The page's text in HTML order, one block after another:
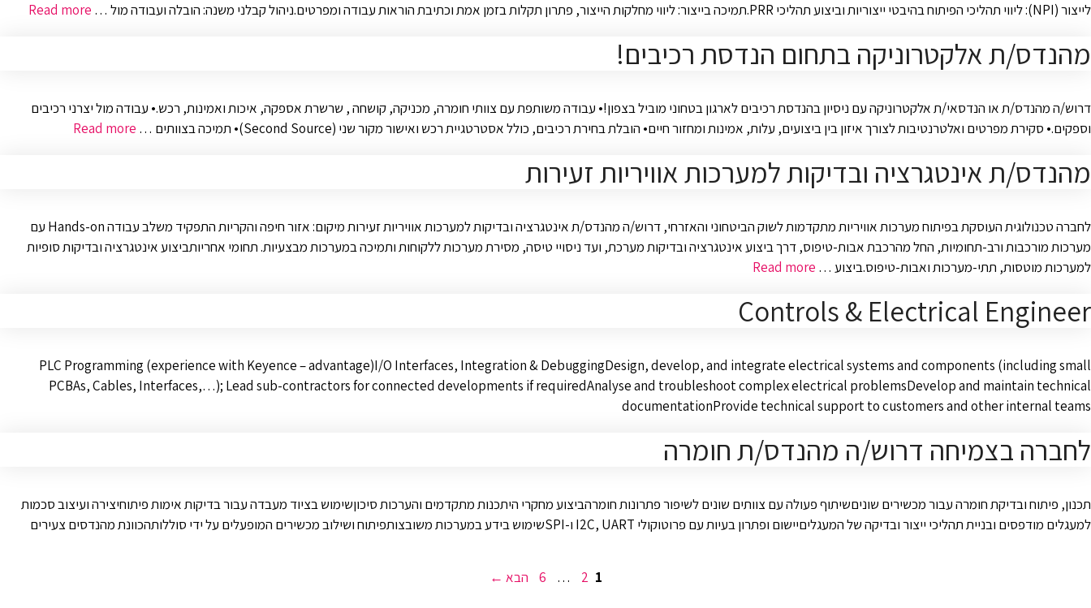
לייצור (NPI): ליווי תהליכי הפיתוח בהיבטי ייצוריות וביצוע תהליכי PRR.תמיכה בייצור: ליווי מחלקות הייצור, פתרון תקלות בזמן אמת וכתיבת הוראות עבודה ומפרטים.ניהול קבלני משנה: הובלה ועבודה מול …
Read more
מהנדס/ת אלקטרוניקה בתחום הנדסת רכיבים!
דרוש/ה מהנדס/ת או הנדסאי/ת אלקטרוניקה עם ניסיון בהנדסת רכיבים לארגון בטחוני מוביל בצפון!• עבודה משותפת עם צוותי חומרה, מכניקה, קושחה , שרשרת אספקה, איכות ואמינות, רכש.• עבודה מול יצרני רכיבים
וספקים.• סקירת מפרטים ואלטרנטיבות לצורך איזון בין ביצועים, עלות, אמינות ומחזור חיים• הובלת בחירת רכיבים, כולל אסטרטגיית רכש ואישור מקור שני (Second Source)• תמיכה בצוותים …
Read more
מהנדס/ת אינטגרציה ובדיקות למערכות אוויריות זעירות
לחברה טכנולוגית העוסקת בפיתוח מערכות אוויריות מתקדמות לשוק הביטחוני והאזרחי, דרוש/ה מהנדס/ת אינטגרציה ובדיקות למערכות אוויריות זעירות מיקום: אזור חיפה והקריות התפקיד משלב עבודה Hands-on עם
מערכות מורכבות ורב-תחומיות, החל מהרכבת אבות-טיפוס, דרך ביצוע אינטגרציה ובדיקות מערכת, ועד ניסויי טיסה, מסירת מערכות ללקוחות ותמיכה במערכות מבצעיות. תחומי אחריותביצוע אינטגרציה ובדיקות סופיות
למערכות מוטסות, תתי-מערכות ואבות-טיפוס.ביצוע … Read more
Controls & Electrical Engineer
PLC Programming (experience with Keyence – advantage)I/O Interfaces, Integration & DebuggingDesign, develop, and integrate electrical systems and components (including small
PCBAs, Cables, Interfaces,…); Lead sub-contractors for connected developments if requiredAnalyse and troubleshoot complex electrical problemsDevelop and maintain technical
documentationProvide technical support to customers and other internal teams
לחברה בצמיחה דרוש/ה מהנדס/ת חומרה
תכנון, פיתוח ובדיקת חומרה עבור מכשירים שוניםשיתוף פעולה עם צוותים שונים לשיפור פתרונות חומרהביצוע מחקרי היתכנות מתקדמים והערכות סיכוןשימוש בציוד מעבדה עבור בדיקות אימות פיתוחיצירה ועיצוב סכמות
למעגלים מודפסים ובניית תהליכי ייצור ובדיקה של המעגליםיישום ופתרון בעיות עם פרוטוקולי I2C, UART ו-SPIשימוש בידע במערכות משובצותפיתוח ושילוב מכשירים המופעלים על ידי סוללותהכוונת מהנדסים צעירים
עמוד
1 עמוד
2
… עמוד
6 הבא →